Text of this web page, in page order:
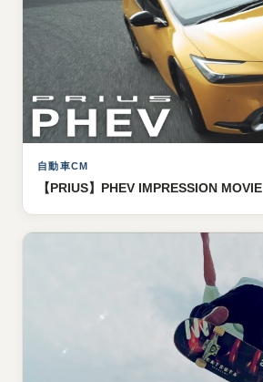
自動車CM
【PRIUS】PHEV IMPRESSION MOVIE